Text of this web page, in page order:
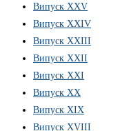
Випуск XXV
Випуск XXIV
Випуск XXIII
Випуск XXII
Випуск XXI
Випуск XX
Випуск XIX
Випуск XVIII